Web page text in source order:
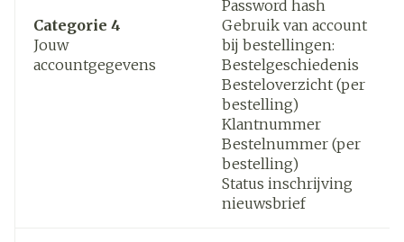
Categorie 4
Jouw
accountgegevens
Password hash
Gebruik van account
bij bestellingen:
Bestelgeschiedenis
Besteloverzicht (per
bestelling)
Klantnummer
Bestelnummer (per
bestelling)
Status inschrijving
nieuwsbrief